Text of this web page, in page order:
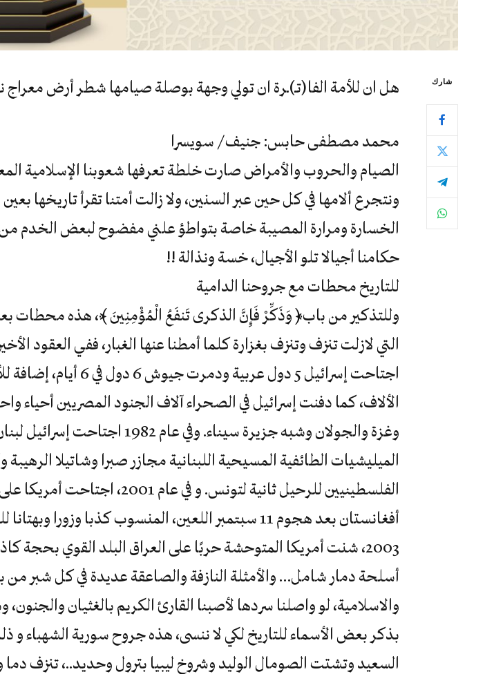
شارك هل ان للأمة الفا(تـ)ـرة ان تولي وجهة بوصلة صيامها شطر أرض معراج
محمد مصطفى حابس: جنيف / سويسرا
الصيام والحروب والأمراض صارت خلطة تعرفها شعوبنا الإسلامية
ونتجرع ألامها في كل حين عبر السنين، ولا زالت أمتنا تقرأ تاريخها
الخسارة ومرارة المصيبة خاصة بتواطؤ علني مفضوح لبعض الخدم من
حكامنا أجيالا تلو الأجيال، خسة ونذالة !!
للتاريخ محطات مع جروحنا الدامية
وللتذكير من باب﴿ وَذَكِّرْ فَإِنَّ الذكرى تَنفَعُ الْمُؤْمِنِينَ ﴾، هذه محطات
اجتاحت إسرائيل 5 دول عربية ودمرت
الألاف، كما دفنت إسرائيل في الصحراء آلاف الجنود المصريين أحياء
وغزة والجولان وشبه جزيرة سيناء. وفي عام
الميليشيات الطائفية المسيحية اللبنانية مجازر صبرا وشاتيلا الرهيبة
الفلسطينيين للرحيل ثانية لتونس. و في عام
أفغانستان بعد هجوم 11 سبتمبر اللعين، المنسوب كذبا وزورا
2003، شنت أمريكا المتوحشة حربًا على العراق البلد القوي بحجة
أسلحة دمار شامل… والأمثلة النازفة والصاعقة عديدة في كل شبر من
والاسلامية، لو واصلنا سردها لأصبنا القارئ الكريم بالغثيان والجنون،
بذكر بعض الأسماء للتاريخ لكي لا ننسى، هذه جروح سورية الشهباء و
السعيد وتشتت الصومال الوليد وشروخ ليبيا بترول وحديد..، تنزف دما